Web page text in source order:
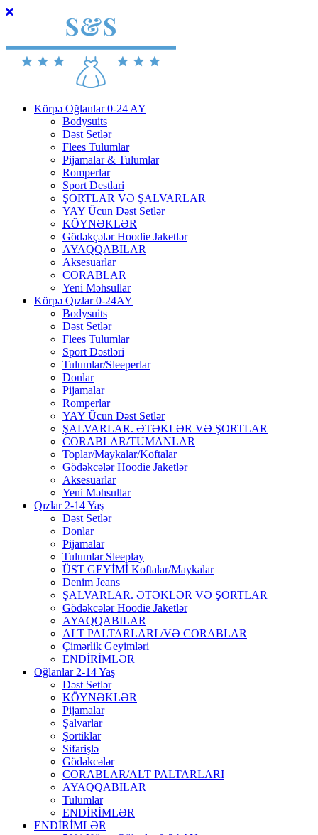
Körpə Oğlanlar 0-24 AY
Bodysuits
Dəst Setlər
Flees Tulumlar
Pijamalar & Tulumlar
Romperlar
Sport Destlari
ŞORTLAR VƏ ŞALVARLAR
YAY Ücun Dəst Setlər
KÖYNƏKLƏR
Gödəkçələr Hoodie Jaketlər
AYAQQABILAR
Aksesuarlar
CORABLAR
Yeni Məhsullar
Körpə Qızlar 0-24AY
Bodysuits
Dəst Setlər
Flees Tulumlar
Sport Dəstləri
Tulumlar/Sleeperlar
Donlar
Pijamalar
Romperlar
YAY Ücun Dəst Setlər
ŞALVARLAR. ƏTƏKLƏR VƏ ŞORTLAR
CORABLAR/TUMANLAR
Toplar/Maykalar/Koftalar
Gödəkcələr Hoodie Jaketlər
Aksesuarlar
Yeni Məhsullar
Qızlar 2-14 Yaş
Dəst Setlər
Donlar
Pijamalar
Tulumlar Sleeplay
ÜST GEYİMİ Koftalar/Maykalar
Denim Jeans
ŞALVARLAR. ƏTƏKLƏR VƏ ŞORTLAR
Gödəkcələr Hoodie Jaketlər
AYAQQABILAR
ALT PALTARLARI /VƏ CORABLAR
Çimərlik Geyimləri
ENDİRİMLƏR
Oğlanlar 2-14 Yaş
Dəst Setlər
KÖYNƏKLƏR
Pijamalar
Şalvarlar
Şortiklar
Sifarişlə
Gödəkcələr
CORABLAR/ALT PALTARLARI
AYAQQABILAR
Tulumlar
ENDİRİMLƏR
ENDİRİMLƏR